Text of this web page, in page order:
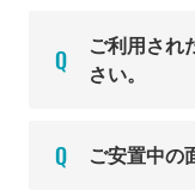
ご利用され
さい。
ご安置中の